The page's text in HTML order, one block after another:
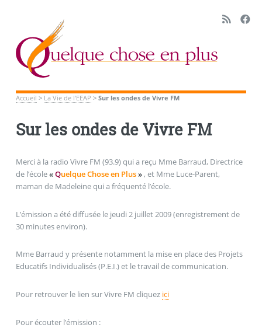
Accueil > La Vie de l’EEAP > Sur les ondes de Vivre FM
Sur les ondes de Vivre FM
Merci à la radio Vivre FM (93.9) qui a reçu Mme Barraud, Directrice
de l’école«Quelque Chose en Plus», et Mme Luce-Parent,
maman de Madeleine qui a fréquenté l’école.
L’émission a été diffusée le jeudi 2 juillet 2009 (enregistrement de
30 minutes environ).
Mme Barraud y présente notamment la mise en place des Projets
Educatifs Individualisés (P.E.I.) et le travail de communication.
Pour retrouver le lien sur Vivre FM cliquez ici
Pour écouter l’émission :